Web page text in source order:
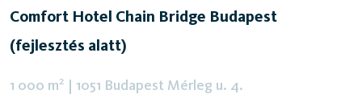
Comfort Hotel Chain Bridge Budapest
(fejlesztés alatt)
1 000 m2 | 1051 Budapest Mérleg u. 4.